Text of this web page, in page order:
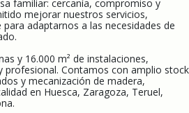
familiar: cercanía, compromiso y
mejorar nuestros servicios,
adaptarnos a las necesidades de
y 16.000 m² de instalaciones,
profesional. Contamos con amplio stock
y mecanización de madera,
en Huesca, Zaragoza, Teruel,